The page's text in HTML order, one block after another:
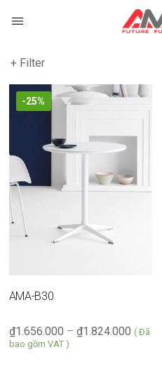
+ Filter
-25%
AMA-B30
1.656.000
₫ – 1.824.000
₫
( Đã
bao gồm VAT )